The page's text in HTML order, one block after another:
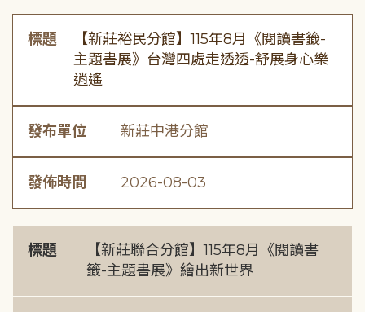
標題
【新莊裕民分館】115年8月《閱讀書籤-
主題書展》台灣四處走透透-舒展身心樂
逍遙
發布單位 新莊中港分館
發佈時間 2026-08-03
標題
【新莊聯合分館】115年8月《閱讀書
籤-主題書展》繪出新世界